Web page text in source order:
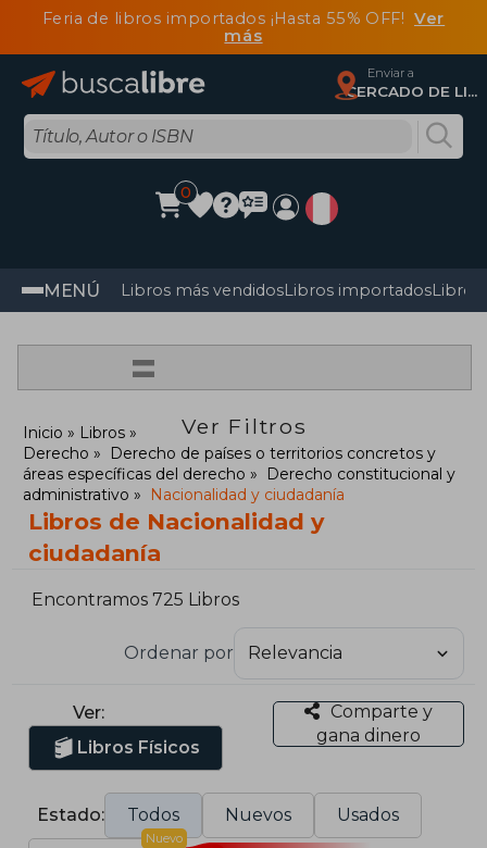
Feria de libros importados ¡Hasta 55% OFF!Ver
más
Enviar a
CERCADO DE LIMA, Lima
0
MENÚ Libros más vendidosLibros importadosLibros
=
Ver Filtros
Inicio
Libros
Derecho
Derecho de países o territorios concretos y
áreas específicas del derecho
Derecho constitucional y
administrativo
Nacionalidad y ciudadanía
Libros de Nacionalidad y
ciudadanía
Encontramos 725 Libros
Ordenar por
Ver:
Libros Físicos
Comparte y
gana dinero
Estado: Todos Nuevos Usados
Nuevo